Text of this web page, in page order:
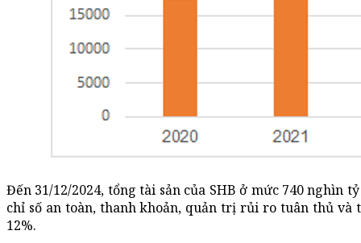
Đến 31/12/2024, tổng tài sản của SHB ở mức 740 nghìn
chỉ số an toàn, thanh khoản, quản trị rủi ro tuân thủ và
12%.